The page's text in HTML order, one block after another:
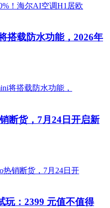
搭载防水功能，2026年
断货，7月24日开启新
玩：2399 元值不值得